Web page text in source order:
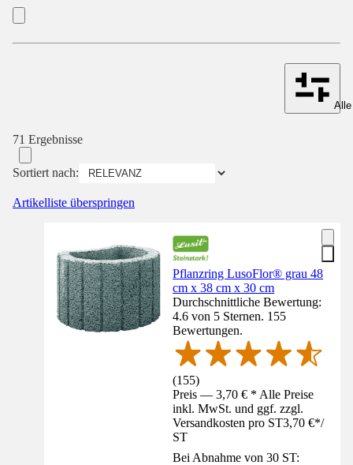
71 Ergebnisse
Sortiert nach:
Artikelliste überspringen
Pflanzring LusoFlor® grau 48
cm x 38 cm x 30 cm
Durchschnittliche Bewertung:
4.6 von 5 Sternen. 155
Bewertungen.
(155)
Preis — 3,70 € * Alle Preise
inkl. MwSt. und ggf. zzgl.
Versandkosten pro ST3,70 €*/
ST
Bei Abnahme von 30 ST: